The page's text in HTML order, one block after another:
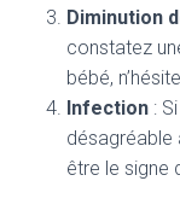
Diminution
constatez
bébé,
Infection :
être le signe